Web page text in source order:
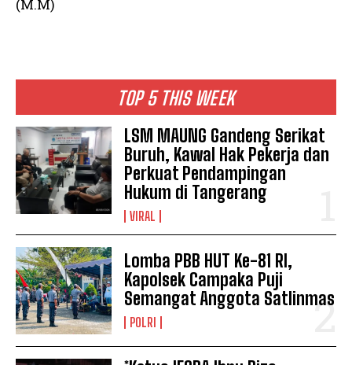
TOP 5 THIS WEEK
LSM MAUNG Gandeng Serikat
Buruh, Kawal Hak Pekerja dan
Perkuat Pendampingan
Hukum di Tangerang
VIRAL
Lomba PBB HUT Ke-81 RI,
Kapolsek Campaka Puji
Semangat Anggota Satlinmas
POLRI
(M.M)